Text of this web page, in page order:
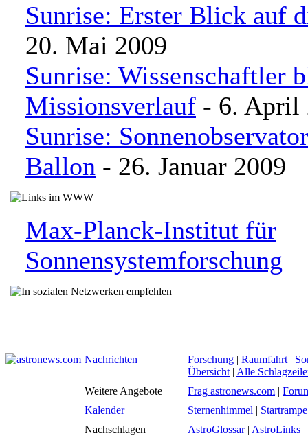
Sunrise: Erster Blick auf
20. Mai 2009
Sunrise: Wissenschaftler
Missionsverlauf - 6. April
Sunrise:
Ballon - 26. Januar 2009
Max-Planck-Institut für
Sonnensystemforschung
Nachrichten Forschung | Raumfahrt |
Übersicht | Alle
Weitere Angebote
Frag astronews.com |
Kalender
Sternenhimmel | Startrampe
Nachschlagen
AstroGlossar| AstroLinks